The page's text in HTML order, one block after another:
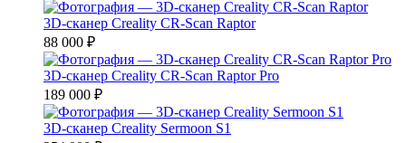
3D-сканер Creality CR-Scan Raptor
88 000 ₽
3D-сканер Creality CR-Scan Raptor Pro
189 000 ₽
3D-сканер Creality Sermoon S1